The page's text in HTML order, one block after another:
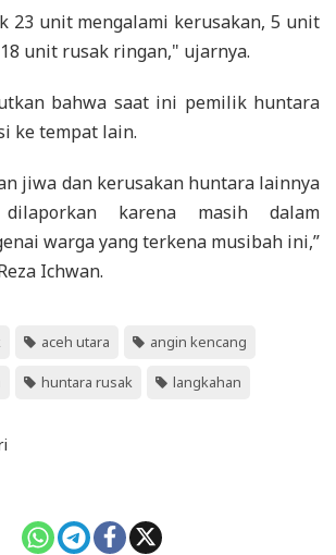
23 unit mengalami kerusakan, 5 unit
unit rusak ringan," ujarnya.
bahwa saat ini pemilik huntara
ke tempat lain.
jiwa dan kerusakan huntara lainnya
karena masih dalam
warga yang terkena musibah ini,”
Ichwan.
aceh utara angin kencang
huntara rusak langkahan